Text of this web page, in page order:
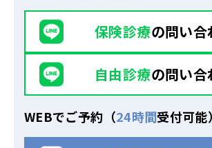
保険診療の問い合
自由診療の問い合
WEBでご予約（24時間受付可能）